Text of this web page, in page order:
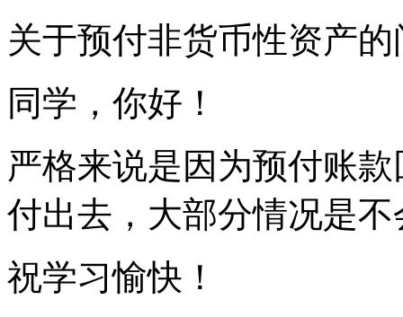
关于预付非货币性资产
同学，你好！
严格来说是因为预付账
付出去，大部分情况是
祝学习愉快！